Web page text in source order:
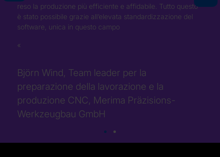
reso la produzione più efficiente e affidabile. Tutto questo
è stato possibile grazie all’elevata standardizzazione del
software, unica in questo campo
Björn Wind, Team leader per la
preparazione della lavorazione e la
produzione CNC, Merima Präzisions-
Werkzeugbau GmbH